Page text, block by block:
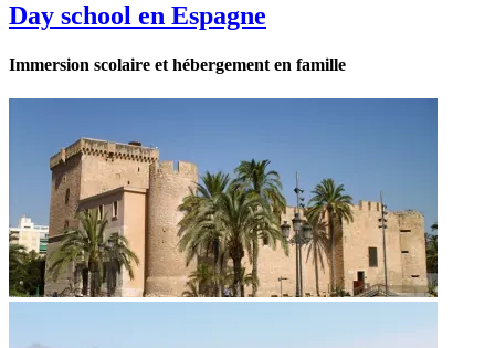
Day school en Espagne
Immersion scolaire et hébergement en famille